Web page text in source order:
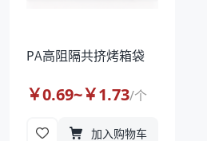
PA高阻隔共挤烤箱袋
￥0.69~￥1.73/个
加入购物车